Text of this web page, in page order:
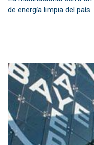
de energía limpia del